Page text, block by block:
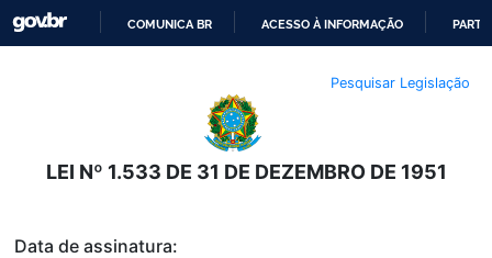
O
CONTEÚDO
COMUNICA BR ACESSO À INFORMAÇÃO
Pesquisar Legislação
LEI Nº 1.533 DE 31 DE DEZEMBRO DE 1951
Data de assinatura: